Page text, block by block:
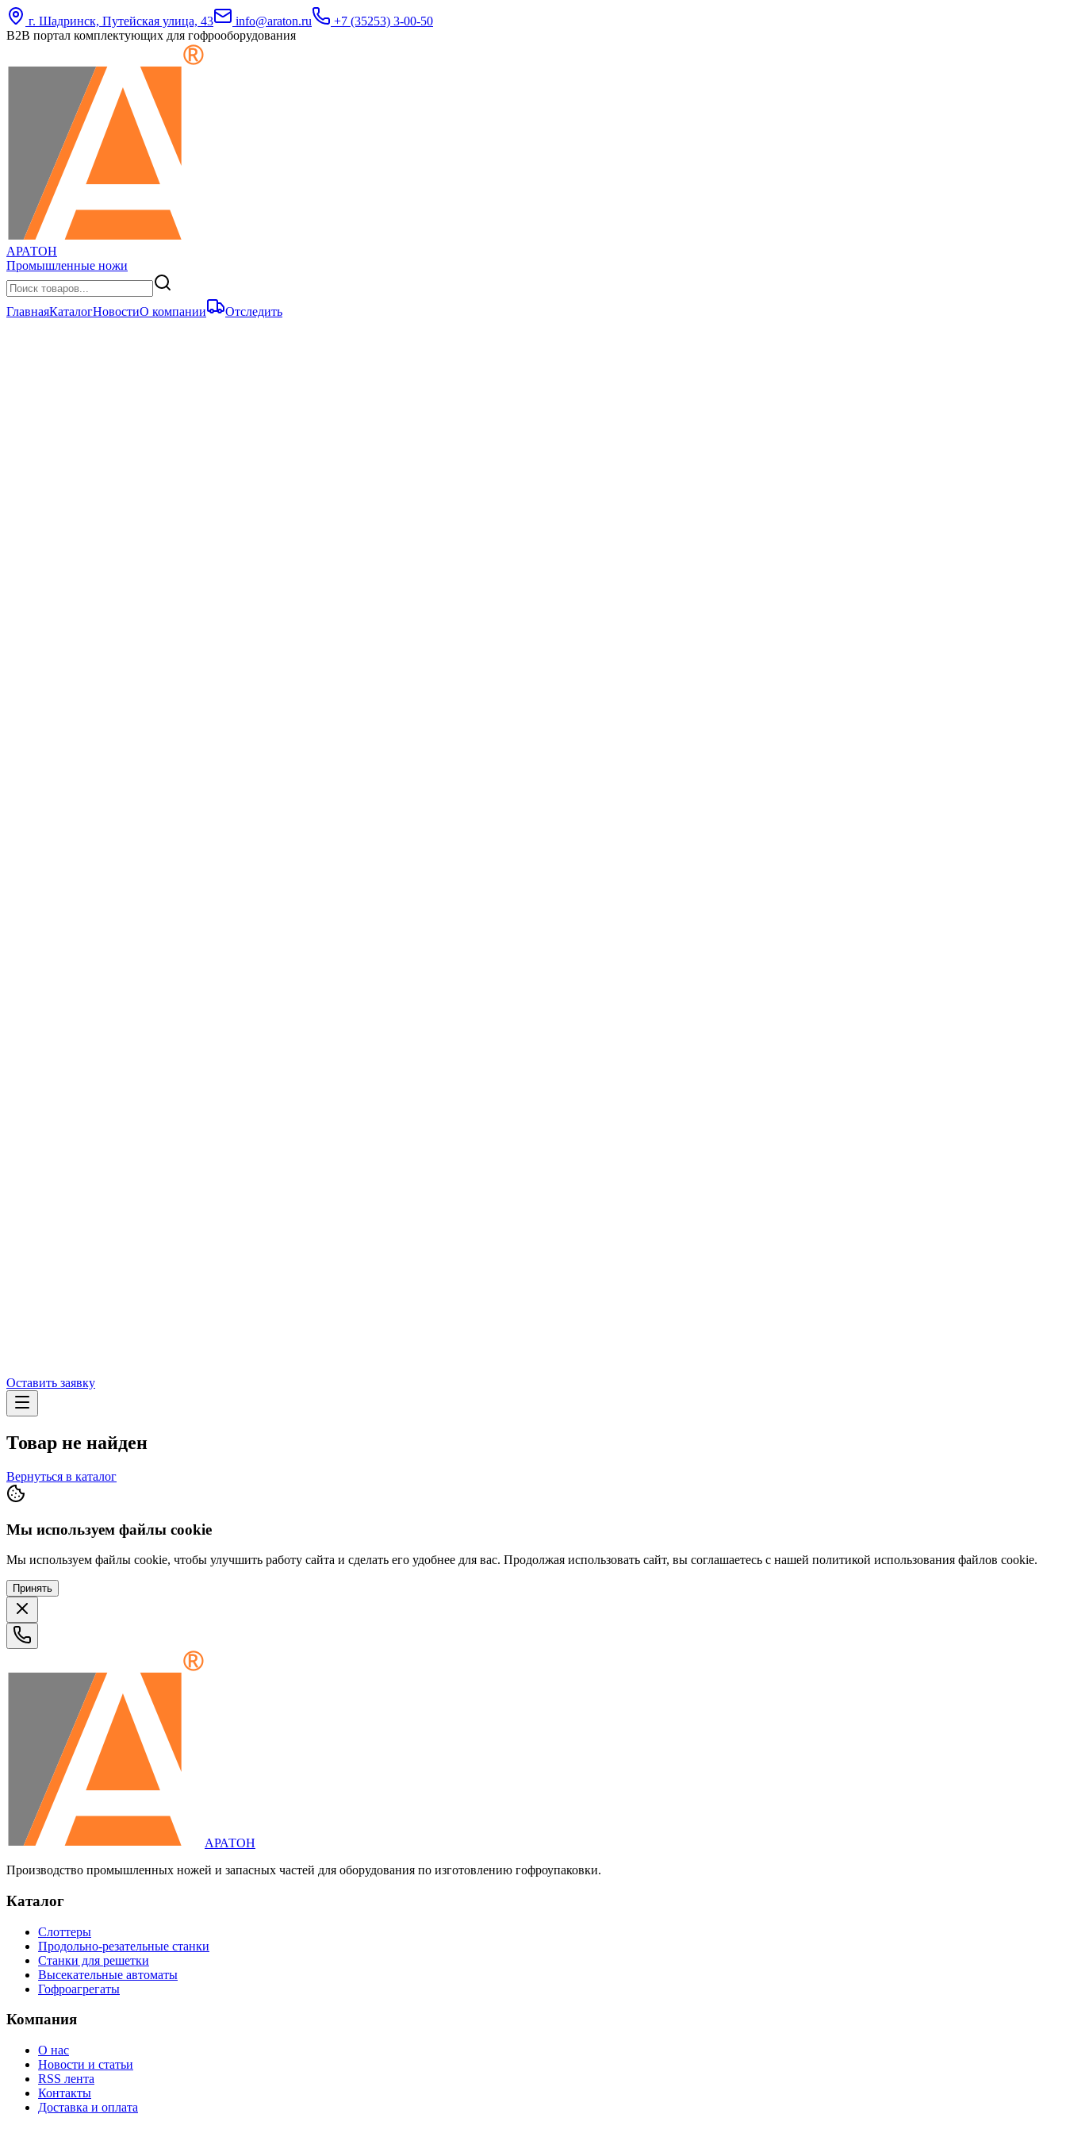
г. Шадринск, Путейская улица, 43 info@araton.ru
+7 (35253) 3-00-50
B2B портал комплектующих для гофрооборудования
АРАТОН
Промышленные ножи
ГлавнаяКаталогНовостиО компании Отследить
Оставить заявку
Товар не найден
Вернуться в каталог
Мы используем файлы cookie
Мы используем файлы cookie, чтобы улучшить работу сайта и сделать его удобнее для вас. Продолжая использовать сайт, вы соглашаетесь с нашей политикой использования файлов cookie.
Принять
АРАТОН
Производство промышленных ножей и запасных частей для оборудования по изготовлению гофроупаковки.
Каталог
Слоттеры
Продольно-резательные станки
Станки для решетки
Высекательные автоматы
Гофроагрегаты
Компания
О нас
Новости и статьи
RSS лента
Контакты
Доставка и оплата